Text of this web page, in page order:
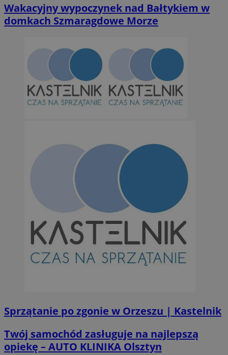
Wakacyjny wypoczynek nad Bałtykiem w
domkach Szmaragdowe Morze
Sprzątanie po zgonie w Orzeszu | Kastelnik
Twój samochód zasługuje na najlepszą
opiekę – AUTO KLINIKA Olsztyn